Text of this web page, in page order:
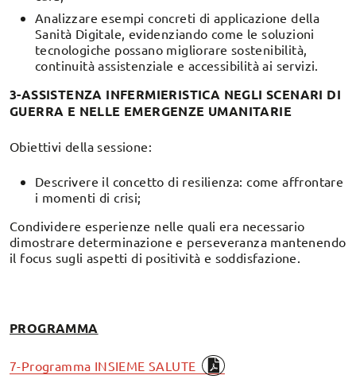
Analizzare esempi concreti di applicazione della
Sanità Digitale, evidenziando come le soluzioni
tecnologiche possano migliorare sostenibilità,
continuità assistenziale e accessibilità ai servizi.
3-ASSISTENZA INFERMIERISTICA NEGLI SCENARI DI
GUERRA E NELLE EMERGENZE UMANITARIE
Obiettivi della sessione:
Descrivere il concetto di resilienza: come affrontare
i momenti di crisi;
Condividere esperienze nelle quali era necessario
dimostrare determinazione e perseveranza mantenendo
il focus sugli aspetti di positività e soddisfazione.
PROGRAMMA
7-Programma INSIEME SALUTE